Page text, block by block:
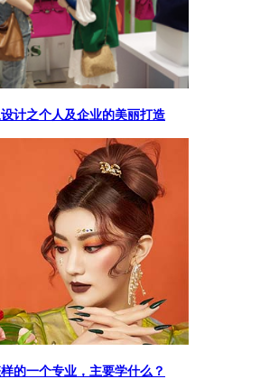
计之个人及企业的美丽打造
的一个专业，主要学什么？